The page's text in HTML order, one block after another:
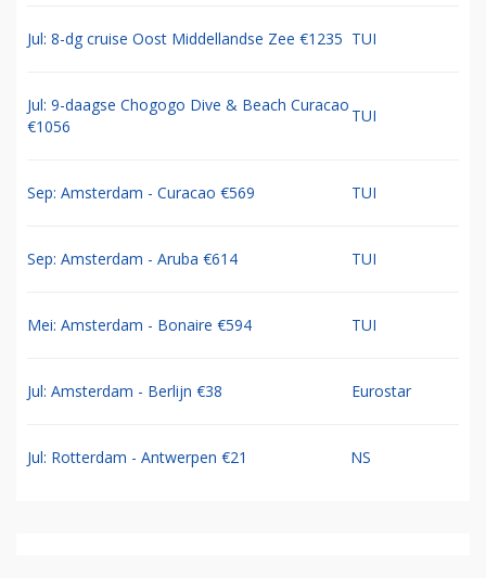
Jul: 8-dg cruise Oost Middellandse Zee €1235 TUI
Jul: 9-daagse Chogogo Dive & Beach Curacao
€1056
TUI
Sep: Amsterdam - Curacao €569 TUI
Sep: Amsterdam - Aruba €614 TUI
Mei: Amsterdam - Bonaire €594 TUI
Jul: Amsterdam - Berlijn €38 Eurostar
Jul: Rotterdam - Antwerpen €21 NS